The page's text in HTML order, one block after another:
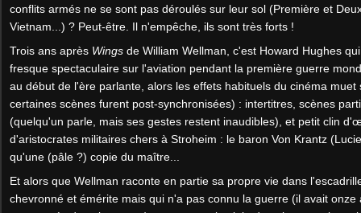
conflits armés ne se sont pas déroulés sur leur sol (Première et
Vietnam...) ? Peut-être. Il n'empêche, ils sont très forts !
Trois ans après Wings de William Wellman, c'est Howard Hughes
fresque spectaculaire sur l'aviation pendant la première guerre
au début de l'ère parlante, alors les effets habituels du cinéma
certaines scènes furent post-synchronisées) : intertitres, scènes
(quelqu'un parle, mais ses gestes restent inaudibles), et petit clin
d'aristocrates militaires chers à Stroheim : le baron Von Krantz
qu'une (pâle ?) copie du maître...
Et alors que Wellman raconte en partie sa propre vie dans
chevronné et émérite mais qui n'a pas connu la guerre (il avait onze